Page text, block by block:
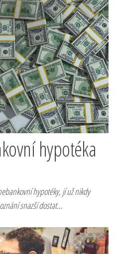
hypotéka
hypotéky, jí už nikdy
snazší dostat…